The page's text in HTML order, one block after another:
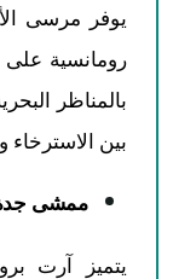
يوفر مرسى
رومانسية
بالمناظر
بين الاسترخاء
ممشى جدة
يتميز آرت